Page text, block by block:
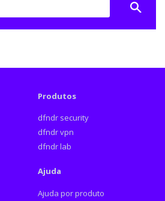
Produtos
dfndr security
dfndr vpn
dfndr lab
Ajuda
Ajuda por produto